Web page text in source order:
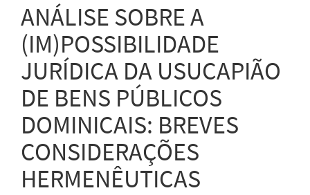
ANÁLISE SOBRE A
(IM)POSSIBILIDADE
JURÍDICA DA USUCAPIÃO
DE BENS PÚBLICOS
DOMINICAIS: BREVES
CONSIDERAÇÕES
HERMENÊUTICAS